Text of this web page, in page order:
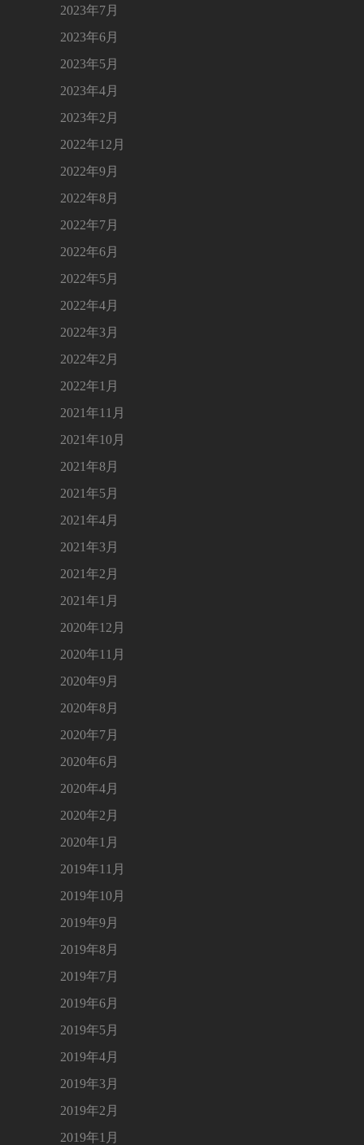
2023年7月
2023年6月
2023年5月
2023年4月
2023年2月
2022年12月
2022年9月
2022年8月
2022年7月
2022年6月
2022年5月
2022年4月
2022年3月
2022年2月
2022年1月
2021年11月
2021年10月
2021年8月
2021年5月
2021年4月
2021年3月
2021年2月
2021年1月
2020年12月
2020年11月
2020年9月
2020年8月
2020年7月
2020年6月
2020年4月
2020年2月
2020年1月
2019年11月
2019年10月
2019年9月
2019年8月
2019年7月
2019年6月
2019年5月
2019年4月
2019年3月
2019年2月
2019年1月